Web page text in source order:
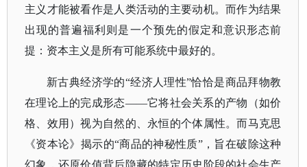
主义才能被看作是人类活动的主要动机。而作为结果
出现的普遍福利则是一个预先的假定和意识形态前
提：资本主义是所有可能系统中最好的。
新古典经济学的“经济人理性”恰恰是商品拜物教
在理论上的完成形态——它将社会关系的产物（如价
格、效用）视为自然的、永恒的个体属性。而马克思
《资本论》揭示的“商品的神秘性质”，旨在破除这种
幻象，还原价值背后隐藏的特定历史阶段的社会生产